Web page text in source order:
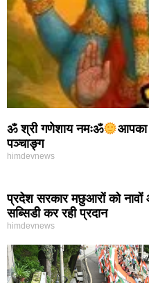
ॐ श्री गणेशाय नमःॐ
आपका
पञ्चाङ्ग
himdevnews
प्रदेश सरकार मछुआरों को
सब्सिडी कर रही प्रदान
himdevnews